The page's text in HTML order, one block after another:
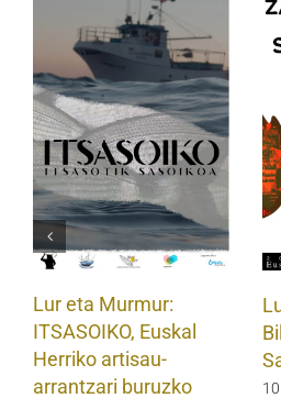
Lur eta Murmur:
ITSASOIKO, Euskal
Herriko artisau-
arrantzari buruzko